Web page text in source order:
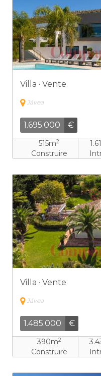
Villa · Vente
Jávea
1.695.000 €
515m2
Construire
Villa · Vente
Jávea
1.485.000 €
390m2
Construire